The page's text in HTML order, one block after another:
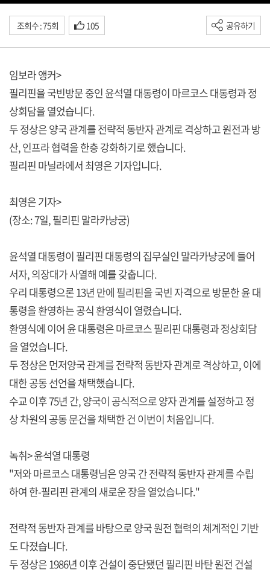
조회수 : 75회 105 공유하기
임보라 앵커>
필리핀을 국빈방문 중인 윤석열 대통령이 마르코스 대통령과 정
상회담을 열었습니다.
두 정상은 양국 관계를 전략적 동반자 관계로 격상하고 원전과 방
산, 인프라 협력을 한층 강화하기로 했습니다.
필리핀 마닐라에서 최영은 기자입니다.
최영은 기자>
(장소: 7일, 필리핀 말라카냥궁)
윤석열 대통령이 필리핀 대통령의 집무실인 말라카냥궁에 들어
서자, 의장대가 사열해 예를 갖춥니다.
우리 대통령으론 13년 만에 필리핀을 국빈 자격으로 방문한 윤 대
통령을 환영하는 공식 환영식이 열렸습니다.
환영식에 이어 윤 대통령은 마르코스 필리핀 대통령과 정상회담
을 열었습니다.
두 정상은 먼저양국 관계를 전략적 동반자 관계로 격상하고, 이에
대한 공동 선언을 채택했습니다.
수교 이후 75년 간, 양국이 공식적으로 양자 관계를 설정하고 정
상 차원의 공동 문건을 채택한 건 이번이 처음입니다.
녹취> 윤석열 대통령
"저와 마르코스 대통령님은 양국 간 전략적 동반자 관계를 수립
하여 한-필리핀 관계의 새로운 장을 열었습니다."
전략적 동반자 관계를 바탕으로 양국 원전 협력의 체계적인 기반
도 다졌습니다.
두 정상은 1986년 이후 건설이 중단됐던 필리핀 바탄 원전 건설